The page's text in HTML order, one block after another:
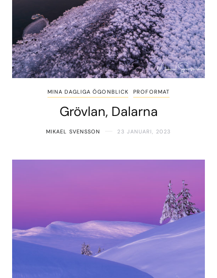
MINA DAGLIGA ÖGONBLICK PROFORMAT
Grövlan, Dalarna
MIKAEL SVENSSON 23 JANUARI, 2023